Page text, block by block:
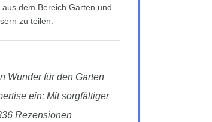
dem Bereich Garten und
zu teilen.
Wunder für den Garten
ein: Mit sorgfältiger
Rezensionen